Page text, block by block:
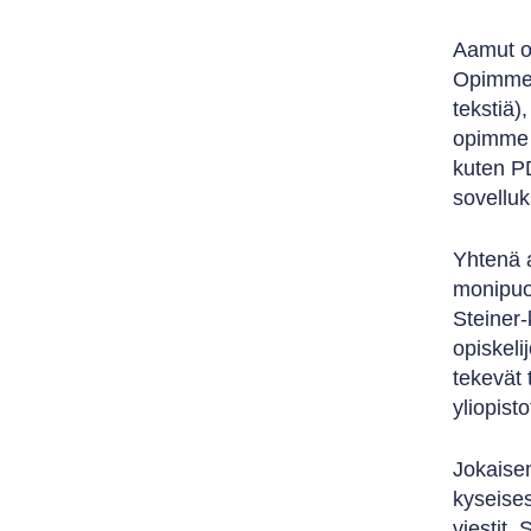
Aamut
kuten
Yhtenä
tekevät